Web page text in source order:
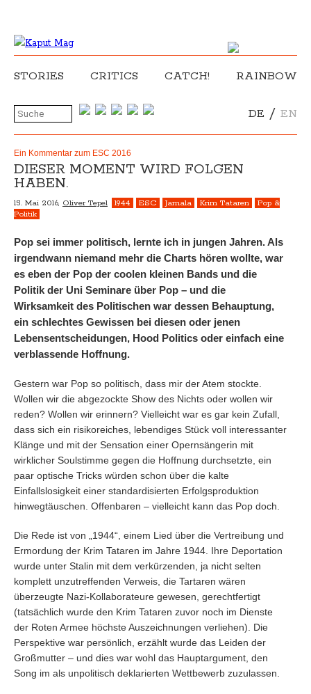
STORIES CRITICS CATCH! RAINBOW
DE / EN
Ein Kommentar zum ESC 2016
DIESER MOMENT WIRD FOLGEN
HABEN.
15. Mai 2016, Oliver Tepel 1944 ESC Jamala Krim Tataren
Pop &
Politik
Pop sei immer politisch, lernte ich in jungen Jahren. Als
irgendwann niemand mehr die Charts hören wollte, war
es eben der Pop der coolen kleinen Bands und die
Politik der Uni Seminare über Pop – und die
Wirksamkeit des Politischen war dessen Behauptung,
ein schlechtes Gewissen bei diesen oder jenen
Lebensentscheidungen, Hood Politics oder einfach eine
verblassende Hoffnung.
Gestern war Pop so politisch, dass mir der Atem stockte.
Wollen wir die abgezockte Show des Nichts oder wollen wir
reden? Wollen wir erinnern? Vielleicht war es gar kein Zufall,
dass sich ein risikoreiches, lebendiges Stück voll interessanter
Klänge und mit der Sensation einer Opernsängerin mit
wirklicher Soulstimme gegen die Hoffnung durchsetzte, ein
paar optische Tricks würden schon über die kalte
Einfallslosigkeit einer standardisierten Erfolgsproduktion
hinwegtäuschen. Offenbaren – vielleicht kann das Pop doch.
Die Rede ist von „1944“, einem Lied über die Vertreibung und
Ermordung der Krim Tataren im Jahre 1944. Ihre Deportation
wurde unter Stalin mit dem verkürzenden, ja nicht selten
komplett unzutreffenden Verweis, die Tartaren wären
überzeugte Nazi-Kollaborateure gewesen, gerechtfertigt
(tatsächlich wurde den Krim Tataren zuvor noch im Dienste
der Roten Armee höchste Auszeichnungen verliehen). Die
Perspektive war persönlich, erzählt wurde das Leiden der
Großmutter – und dies war wohl das Hauptargument, den
Song im als unpolitisch deklarierten Wettbewerb zuzulassen.